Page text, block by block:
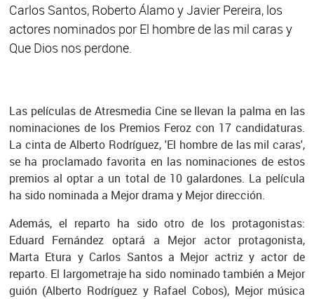
Carlos Santos, Roberto Álamo y Javier Pereira, los
actores nominados por El hombre de las mil caras y
Que Dios nos perdone.
Las películas de Atresmedia Cine se llevan la palma en las
nominaciones de los Premios Feroz con 17 candidaturas.
La cinta de Alberto Rodríguez, 'El hombre de las mil caras',
se ha proclamado favorita en las nominaciones de estos
premios al optar a un total de 10 galardones. La película
ha sido nominada a Mejor drama y Mejor dirección.
Además, el reparto ha sido otro de los protagonistas:
Eduard Fernández optará a Mejor actor protagonista,
Marta Etura y Carlos Santos a Mejor actriz y actor de
reparto. El largometraje ha sido nominado también a Mejor
guión (Alberto Rodríguez y Rafael Cobos), Mejor música